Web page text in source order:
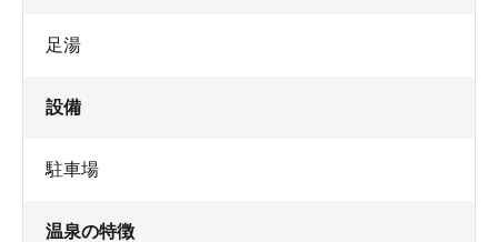
足湯
設備
駐車場
温泉の特徴